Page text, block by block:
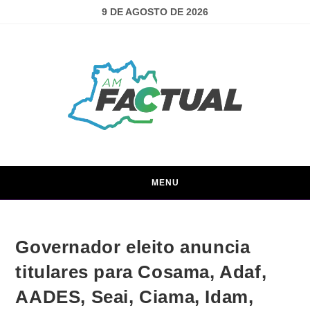
9 DE AGOSTO DE 2026
MENU
Governador eleito anuncia
titulares para Cosama, Adaf,
AADES, Seai, Ciama, Idam,